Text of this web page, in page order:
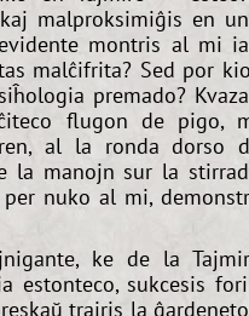
malproksimiĝis en
montris al mi
malĉifrita? Sed por
premado?
flugon de pigo,
al la ronda dorso
la manojn sur la
nuko al mi,
ke de la
estonteco, sukcesis
trairis la